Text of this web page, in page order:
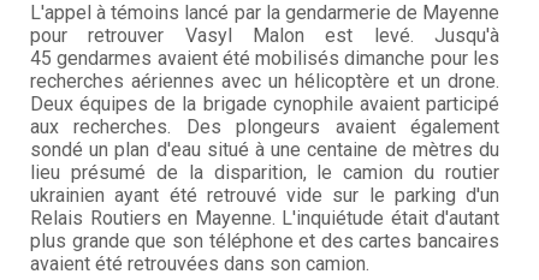
L'appel à témoins lancé par la gendarmerie de Mayenne
pour retrouver Vasyl Malon est levé. Jusqu'à
45 gendarmes avaient été mobilisés dimanche pour les
recherches aériennes avec un hélicoptère et un drone.
Deux équipes de la brigade cynophile avaient participé
aux recherches. Des plongeurs avaient également
sondé un plan d'eau situé à une centaine de mètres du
lieu présumé de la disparition, le camion du routier
ukrainien ayant été retrouvé vide sur le parking d'un
Relais Routiers en Mayenne. L'inquiétude était d'autant
plus grande que son téléphone et des cartes bancaires
avaient été retrouvées dans son camion.